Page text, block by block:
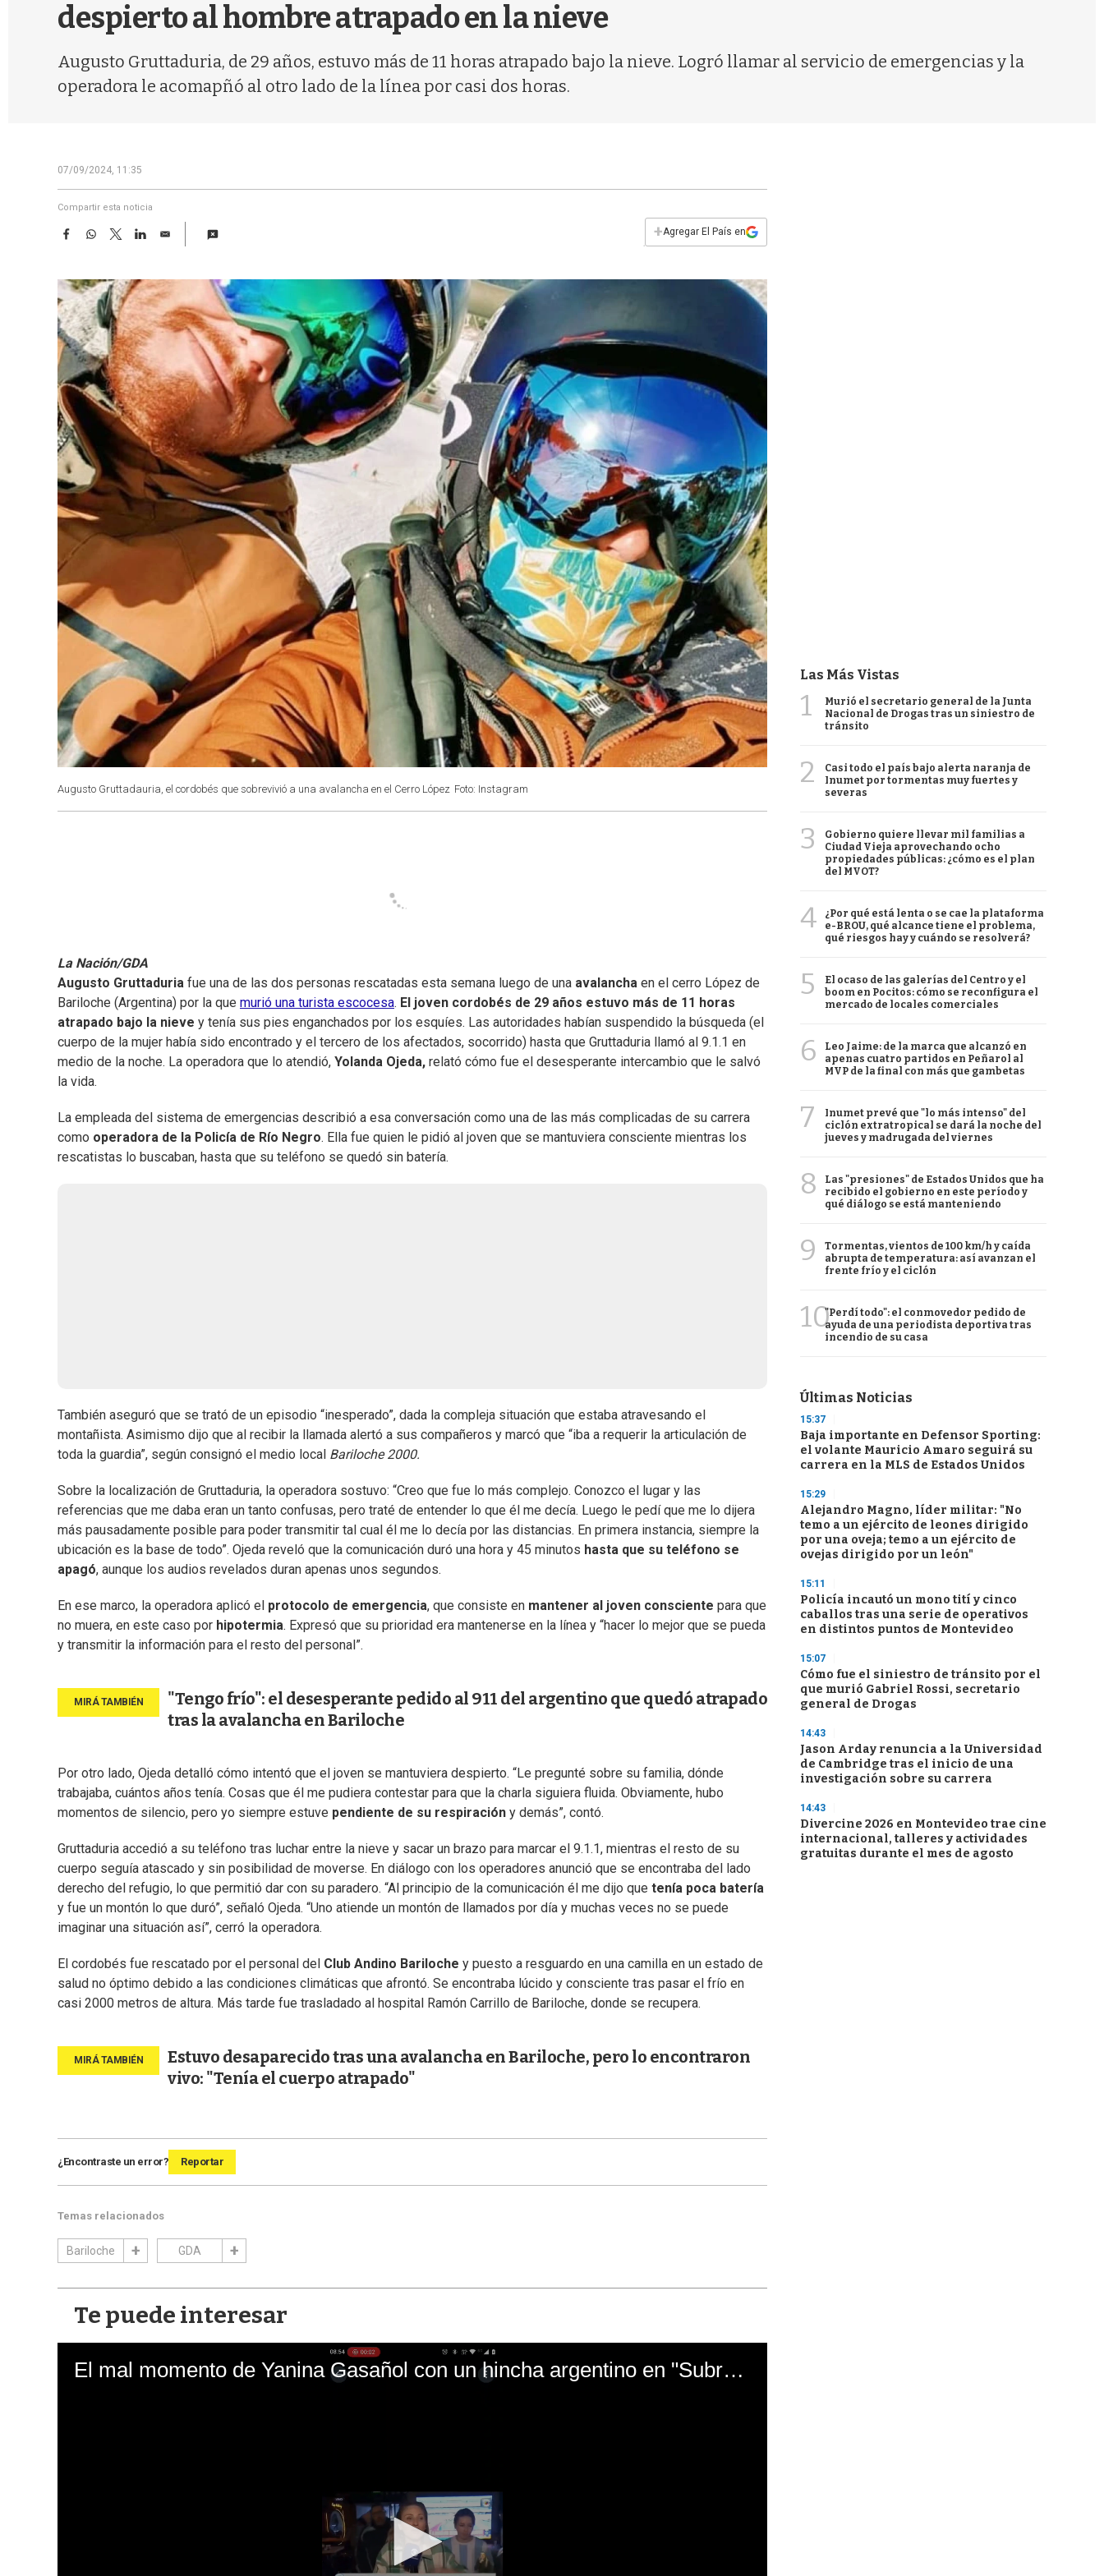
despierto al hombre atrapado en la nieve
Augusto Gruttaduria, de 29 años, estuvo más de 11 horas atrapado bajo la nieve. Logró llamar al servicio de emergencias y la
operadora le acomapñó al otro lado de la línea por casi dos horas.
07/09/2024, 11:35
Compartir esta noticia
F
e
b
o
o
k
W
t
s
A
p
p
T
w
t
t
e
r
L
k
e
d
I
n
E
i
l
+Agregar El País en
Augusto Gruttadauria, el cordobés que sobrevivió a una avalancha en el Cerro López Foto: Instagram
La Nación/GDA
Augusto Gruttaduria fue una de las dos personas rescatadas esta semana luego de una avalancha en el cerro López de
Bariloche (Argentina) por la que murió una turista escocesa. El joven cordobés de 29 años estuvo más de 11 horas
atrapado bajo la nieve y tenía sus pies enganchados por los esquíes. Las autoridades habían suspendido la búsqueda (el
cuerpo de la mujer había sido encontrado y el tercero de los afectados, socorrido) hasta que Gruttaduria llamó al 9.1.1 en
medio de la noche. La operadora que lo atendió, Yolanda Ojeda, relató cómo fue el desesperante intercambio que le salvó
la vida.
La empleada del sistema de emergencias describió a esa conversación como una de las más complicadas de su carrera
como operadora de la Policía de Río Negro. Ella fue quien le pidió al joven que se mantuviera consciente mientras los
rescatistas lo buscaban, hasta que su teléfono se quedó sin batería.
También aseguró que se trató de un episodio “inesperado”, dada la compleja situación que estaba atravesando el
montañista. Asimismo dijo que al recibir la llamada alertó a sus compañeros y marcó que “iba a requerir la articulación de
toda la guardia”, según consignó el medio local Bariloche 2000.
Sobre la localización de Gruttaduria, la operadora sostuvo: “Creo que fue lo más complejo. Conozco el lugar y las
referencias que me daba eran un tanto confusas, pero traté de entender lo que él me decía. Luego le pedí que me lo dijera
más pausadamente posible para poder transmitir tal cual él me lo decía por las distancias. En primera instancia, siempre la
ubicación es la base de todo”. Ojeda reveló que la comunicación duró una hora y 45 minutos hasta que su teléfono se
apagó, aunque los audios revelados duran apenas unos segundos.
En ese marco, la operadora aplicó el protocolo de emergencia, que consiste en mantener al joven consciente para que
no muera, en este caso por hipotermia. Expresó que su prioridad era mantenerse en la línea y “hacer lo mejor que se pueda
y transmitir la información para el resto del personal”.
"Tengo frío": el desesperante pedido al 911 del argentino que quedó atrapado
tras la avalancha en Bariloche
Por otro lado, Ojeda detalló cómo intentó que el joven se mantuviera despierto. “Le pregunté sobre su familia, dónde
trabajaba, cuántos años tenía. Cosas que él me pudiera contestar para que la charla siguiera fluida. Obviamente, hubo
momentos de silencio, pero yo siempre estuve pendiente de su respiración y demás”, contó.
Gruttaduria accedió a su teléfono tras luchar entre la nieve y sacar un brazo para marcar el 9.1.1, mientras el resto de su
cuerpo seguía atascado y sin posibilidad de moverse. En diálogo con los operadores anunció que se encontraba del lado
derecho del refugio, lo que permitió dar con su paradero. “Al principio de la comunicación él me dijo que tenía poca batería
y fue un montón lo que duró”, señaló Ojeda. “Uno atiende un montón de llamados por día y muchas veces no se puede
imaginar una situación así”, cerró la operadora.
El cordobés fue rescatado por el personal del Club Andino Bariloche y puesto a resguardo en una camilla en un estado de
salud no óptimo debido a las condiciones climáticas que afrontó. Se encontraba lúcido y consciente tras pasar el frío en
casi 2000 metros de altura. Más tarde fue trasladado al hospital Ramón Carrillo de Bariloche, donde se recupera.
Estuvo desaparecido tras una avalancha en Bariloche, pero lo encontraron
vivo: "Tenía el cuerpo atrapado"
¿Encontraste un error? Reportar
Temas relacionados
Bariloche GDA
Te puede interesar
El mal momento de Yanina Gasañol con un hincha argentino en "Subrayado"
Las Más Vistas
1
Murió el secretario general de la Junta
Nacional de Drogas tras un siniestro de
tránsito
2
Casi todo el país bajo alerta naranja de
Inumet por tormentas muy fuertes y
severas
3
Gobierno quiere llevar mil familias a
Ciudad Vieja aprovechando ocho
propiedades públicas: ¿cómo es el plan
del MVOT?
4
¿Por qué está lenta o se cae la plataforma
e-BROU, qué alcance tiene el problema,
qué riesgos hay y cuándo se resolverá?
5
El ocaso de las galerías del Centro y el
boom en Pocitos: cómo se reconfigura el
mercado de locales comerciales
6
Leo Jaime: de la marca que alcanzó en
apenas cuatro partidos en Peñarol al
MVP de la final con más que gambetas
7
Inumet prevé que "lo más intenso" del
ciclón extratropical se dará la noche del
jueves y madrugada del viernes
8
Las "presiones" de Estados Unidos que ha
recibido el gobierno en este período y
qué diálogo se está manteniendo
9
Tormentas, vientos de 100 km/h y caída
abrupta de temperatura: así avanzan el
frente frío y el ciclón
10"Perdí todo": el conmovedor pedido de
ayuda de una periodista deportiva tras
incendio de su casa
Últimas Noticias
15:37
Baja importante en Defensor Sporting:
el volante Mauricio Amaro seguirá su
carrera en la MLS de Estados Unidos
15:29
Alejandro Magno, líder militar: "No
temo a un ejército de leones dirigido
por una oveja; temo a un ejército de
ovejas dirigido por un león"
15:11
Policía incautó un mono tití y cinco
caballos tras una serie de operativos
en distintos puntos de Montevideo
15:07
Cómo fue el siniestro de tránsito por el
que murió Gabriel Rossi, secretario
general de Drogas
14:43
Jason Arday renuncia a la Universidad
de Cambridge tras el inicio de una
investigación sobre su carrera
14:43
Divercine 2026 en Montevideo trae cine
internacional, talleres y actividades
gratuitas durante el mes de agosto